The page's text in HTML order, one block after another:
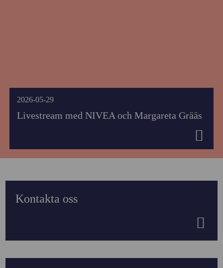
2026-05-29
Livestream med NIVEA och Margareta Grääs
Kontakta oss